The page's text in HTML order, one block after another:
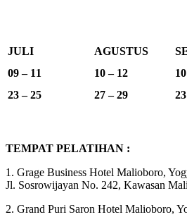
JULI AGUSTUS
09 – 11
10 – 12
23 – 25
27 – 29
TEMPAT PELATIHAN :
1. Grage Business Hotel Malioboro,
Jl. Sosrowijayan No. 242, Kawasan
2. Grand Puri Saron Hotel Malioboro,